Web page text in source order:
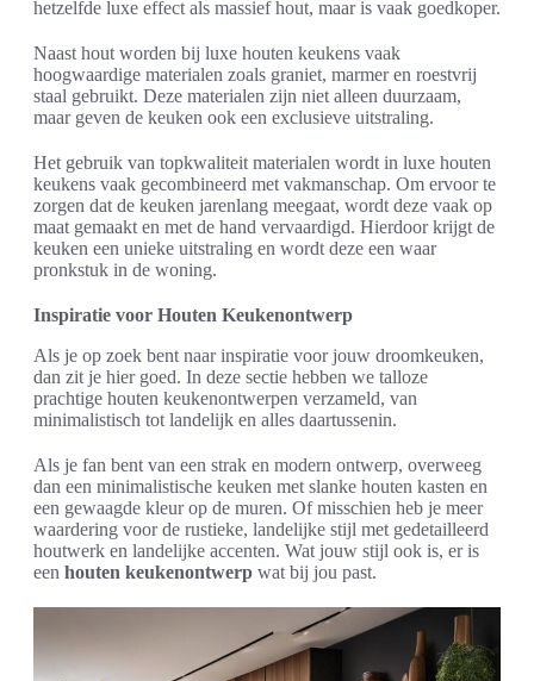
hetzelfde luxe effect als massief hout, maar is vaak goedkoper.
Naast hout worden bij luxe houten keukens vaak
hoogwaardige materialen zoals graniet, marmer en roestvrij
staal gebruikt. Deze materialen zijn niet alleen duurzaam,
maar geven de keuken ook een exclusieve uitstraling.
Het gebruik van topkwaliteit materialen wordt in luxe houten
keukens vaak gecombineerd met vakmanschap. Om ervoor te
zorgen dat de keuken jarenlang meegaat, wordt deze vaak op
maat gemaakt en met de hand vervaardigd. Hierdoor krijgt de
keuken een unieke uitstraling en wordt deze een waar
pronkstuk in de woning.
Inspiratie voor Houten Keukenontwerp
Als je op zoek bent naar inspiratie voor jouw droomkeuken,
dan zit je hier goed. In deze sectie hebben we talloze
prachtige houten keukenontwerpen verzameld, van
minimalistisch tot landelijk en alles daartussenin.
Als je fan bent van een strak en modern ontwerp, overweeg
dan een minimalistische keuken met slanke houten kasten en
een gewaagde kleur op de muren. Of misschien heb je meer
waardering voor de rustieke, landelijke stijl met gedetailleerd
houtwerk en landelijke accenten. Wat jouw stijl ook is, er is
een houten keukenontwerp wat bij jou past.